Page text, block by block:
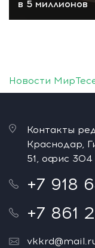
в 5 миллионов
Новости
Контакты
Краснодар,
51, офис 304
+7 918
+7 861